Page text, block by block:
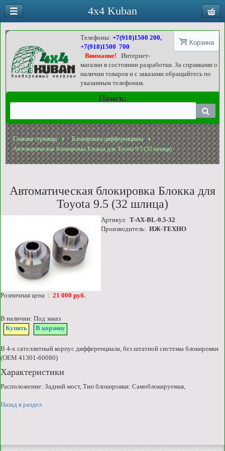
Корзина
Телефоны:+7(918)1500 200,
+7(918)1500 700
Внимание!
Интернет-
магазин в состоянии разработки. За справками о
наличии товаров и с заказами обращайтесь по
указанным телефонам.
Поиск:
Главная страница
Блокировки дифференциала
Автоматическая блокировка Блокка для Toyota 9.5 (32 шлица)
Автоматическая блокировка Блокка для
Toyota 9.5 (32 шлица)
Артикул: T-AX-BL-9.5-32
Производитель: ИЖ-ТЕХНО
Розничная цена : 21 000 руб.
В наличии: Под заказ
Купить
В корзину
В 4-х сателлитный корпус дифференциала, без штатной системы блокировки
(OEM 41301-60080)
Характеристики
Расположение: Задний мост, Тип блокировки: Самоблокируемая,
Назад в раздел
4x4 Kuban